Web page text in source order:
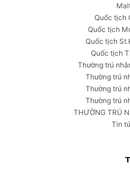
Quốc tịch
Quốc tịch
Quốc tịch
Quốc tịch
Thường trú
Thường trú
Thường trú
Thường trú
THƯỜNG TRÚ
Tin